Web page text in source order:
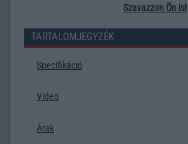
Szavazzon Ön is!
TARTALOMJEGYZÉK
Specifikáció
Video
Árak